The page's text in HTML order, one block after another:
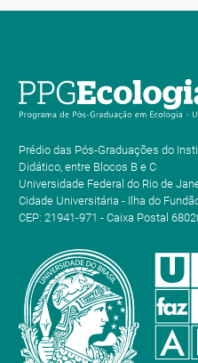
Prédio das Pós-Graduações do
Didático, entre Blocos B e C
Universidade Federal do Rio de
Cidade Universitária - Ilha do
CEP: 21941-971 - Caixa Postal